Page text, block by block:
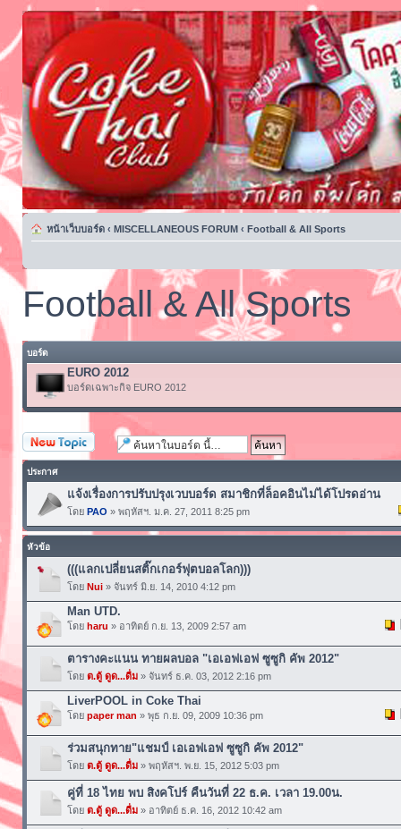
หน้าเว็บบอร์ด ‹ MISCELLANEOUS FORUM ‹ Football & All Sports
Football & All Sports
บอร์ด
EURO 2012
บอร์ดเฉพาะกิจ EURO 2012
ตั้งกระทู้ใหม่
ประกาศ
แจ้งเรื่องการปรับปรุงเวบบอร์ด สมาชิกที่ล็อคอินไม่ได้โปรดอ่าน
โดย PAO » พฤหัสฯ. ม.ค. 27, 2011 8:25 pm
หัวข้อ
(((แลกเปลี่ยนสติ๊กเกอร์ฟุตบอลโลก)))
โดย Nui» จันทร์ มิ.ย. 14, 2010 4:12 pm
Man UTD.
โดย haru » อาทิตย์ ก.ย. 13, 2009 2:57 am
ตารางคะแนน ทายผลบอล "เอเอฟเอฟ ซูซูกิ คัพ 2012"
โดย ต.ตู้ ดูด...ดื่ม» จันทร์ ธ.ค. 03, 2012 2:16 pm
LiverPOOL in Coke Thai
โดย paper man » พุธ ก.ย. 09, 2009 10:36 pm
ร่วมสนุกทาย"แชมป์ เอเอฟเอฟ ซูซูกิ คัพ 2012"
โดย ต.ตู้ ดูด...ดื่ม» พฤหัสฯ. พ.ย. 15, 2012 5:03 pm
คู่ที่ 18 ไทย พบ สิงคโปร์ คืนวันที่ 22 ธ.ค. เวลา 19.00น.
โดย ต.ตู้ ดูด...ดื่ม» อาทิตย์ ธ.ค. 16, 2012 10:42 am